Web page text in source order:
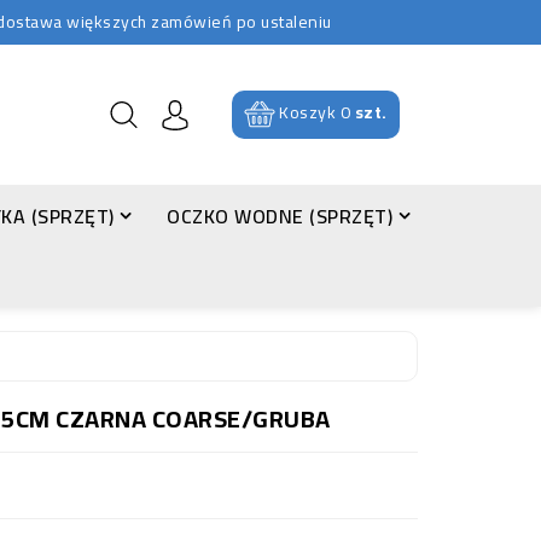
większych zamówień po ustaleniu
Koszyk0szt.
(SPRZĘT)
OCZKO WODNE (SPRZĘT)
CZARNA COARSE/GRUBA